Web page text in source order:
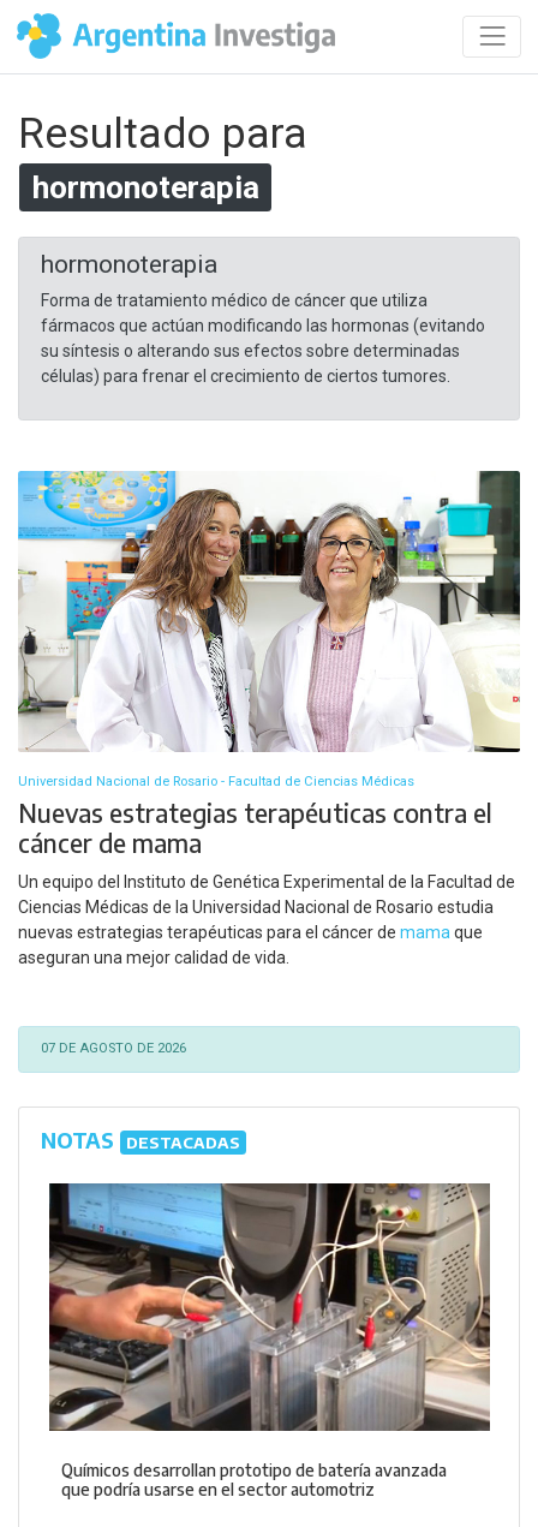
Resultado para
hormonoterapia
hormonoterapia
Forma de tratamiento médico de cáncer que utiliza
fármacos que actúan modificando las hormonas (evitando
su síntesis o alterando sus efectos sobre determinadas
células) para frenar el crecimiento de ciertos tumores.
Universidad Nacional de Rosario - Facultad de Ciencias Médicas
Nuevas estrategias terapéuticas contra el
cáncer de mama
Un equipo del Instituto de Genética Experimental de la Facultad de
Ciencias Médicas de la Universidad Nacional de Rosario estudia
nuevas estrategias terapéuticas para el cáncer de mamaque
aseguran una mejor calidad de vida.
07 DE AGOSTO DE 2026
NOTAS DESTACADAS
Químicos desarrollan prototipo de batería avanzada
que podría usarse en el sector automotriz